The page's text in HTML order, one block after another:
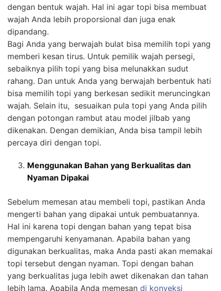
dengan bentuk wajah. Hal ini agar topi bisa membuat
wajah Anda lebih proporsional dan juga enak
dipandang.
Bagi Anda yang berwajah bulat bisa memilih topi yang
memberi kesan tirus. Untuk pemilik wajah persegi,
sebaiknya pilih topi yang bisa melunakkan sudut
rahang. Dan untuk Anda yang berwajah berbentuk hati
bisa memilih topi yang berkesan sedikit meruncingkan
wajah. Selain itu, sesuaikan pula topi yang Anda pilih
dengan potongan rambut atau model jilbab yang
dikenakan. Dengan demikian, Anda bisa tampil lebih
percaya diri dengan topi.
Menggunakan Bahan yang Berkualitas dan
Nyaman Dipakai
Sebelum memesan atau membeli topi, pastikan Anda
mengerti bahan yang dipakai untuk pembuatannya.
Hal ini karena topi dengan bahan yang tepat bisa
mempengaruhi kenyamanan. Apabila bahan yang
digunakan berkualitas, maka Anda pasti akan memakai
topi tersebut dengan nyaman. Topi dengan bahan
yang berkualitas juga lebih awet dikenakan dan tahan
lebih lama. Apabila Anda memesan di konveksi